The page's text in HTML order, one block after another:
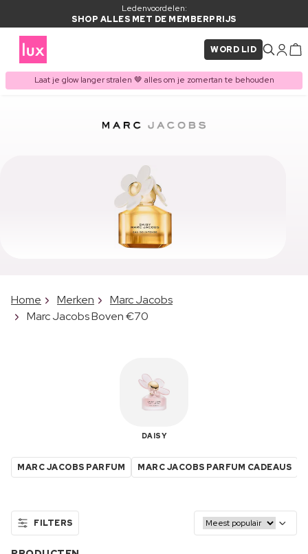
Ledenvoordelen:
SHOP ALLES MET DE MEMBERPRIJS
WORD LID
Laat je glow langer stralen 🤎 alles om je zomertan te behouden
Home Merken
Marc Jacobs
Marc Jacobs Boven €70
DAISY
MARC JACOBS PARFUM MARC JACOBS PARFUM CADEAUS
FILTERS